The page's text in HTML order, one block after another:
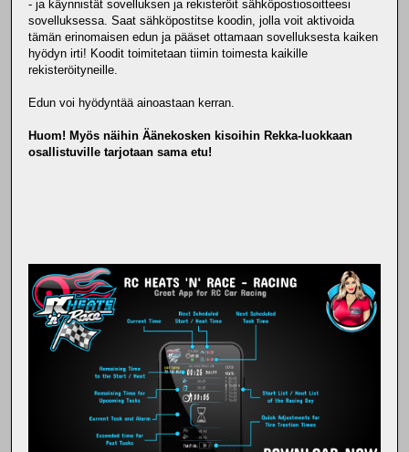
- ja käynnistät sovelluksen ja rekisteröit sähköpostiosoitteesi
sovelluksessa. Saat sähköpostitse koodin, jolla voit aktivoida
tämän erinomaisen edun ja pääset ottamaan sovelluksesta kaiken
hyödyn irti! Koodit toimitetaan tiimin toimesta kaikille
rekisteröityneille.
Edun voi hyödyntää ainoastaan kerran.
Huom! Myös näihin Äänekosken kisoihin Rekka-luokkaan
osallistuville tarjotaan sama etu!